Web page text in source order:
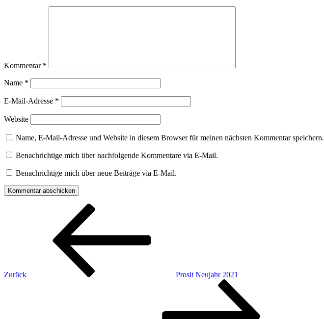
Kommentar *
Name *
E-Mail-Adresse *
Website
Name, E-Mail-Adresse und Website in diesem Browser für meinen nächsten Kommentar speichern.
Benachrichtige mich über nachfolgende Kommentare via E-Mail.
Benachrichtige mich über neue Beiträge via E-Mail.
Beitragsnavigation
Zurück
Prosit Neujahr 2021